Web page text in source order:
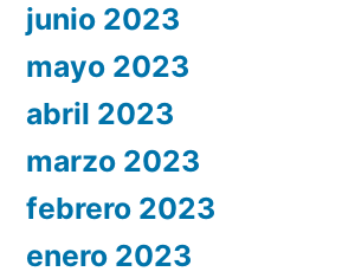
junio 2023
mayo 2023
abril 2023
marzo 2023
febrero 2023
enero 2023